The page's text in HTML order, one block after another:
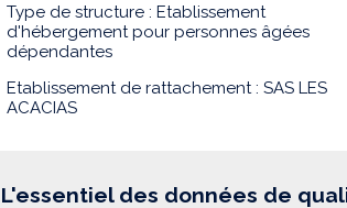
Type de structure : Etablissement
d'hébergement pour personnes âgées
dépendantes
Etablissement de rattachement : SAS LES
ACACIAS
L'essentiel des données de